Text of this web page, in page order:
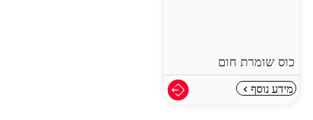
כוס שומרת חום
מידע נוסף